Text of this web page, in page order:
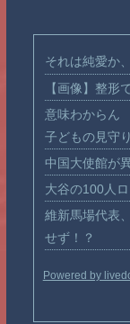
それは純愛か
【画像】整形
意味わからん
子どもの見守
中国大使館が
大谷の100人
維新馬場代表
せず！？
Powered by